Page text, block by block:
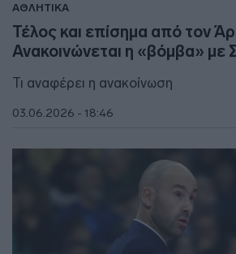
ΑΘΛΗΤΙΚΑ
Τέλος και επίσημα από τον
Ανακοινώνεται η «βόμβα» με
Τι αναφέρει η ανακοίνωση
03.06.2026 - 18:46